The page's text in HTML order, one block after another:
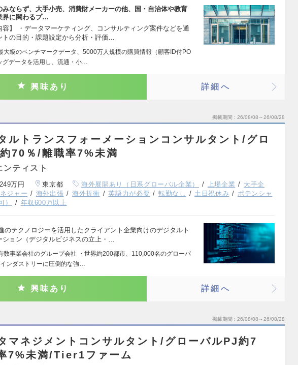
みならず、大手小売、消費財メーカーの他、国・自治体や教育
界に関わるプ…
容】 ・データマーケティング、コンサルティング案件などを通
トの目的・課題設定から分析・評価…
大級のベンチマークデータ、5000万人規模の購買情報（顧客ID付PO
データを活用し、流通・小…
興味あり 詳細へ
掲載期間 26/08/08～26/08/28
ルトランスフォーメーションコンサルタント/グロ
70％/離職率7%未満
ンティスト
万円 東京都 海外展開あり（日系グローバル企業） 上場企業
大手企
ジャー 海外出張 海外折衝 英語力が必要 転勤なし 土日祝休み
ポテンシャ
）
年収600万以上
のテクノロジーを活用したクライアント企業向けのデジタルト
ション（デジタルビジネスの立上・…
数事業会社のグループ会社 ・世界約200都市、110,000名のグローバ
ンダストリーに圧倒的な強…
興味あり 詳細へ
掲載期間 26/08/08～26/08/28
マネジメントコンサルタント/グローバルPJ約7
7%未満/Tier1ファーム